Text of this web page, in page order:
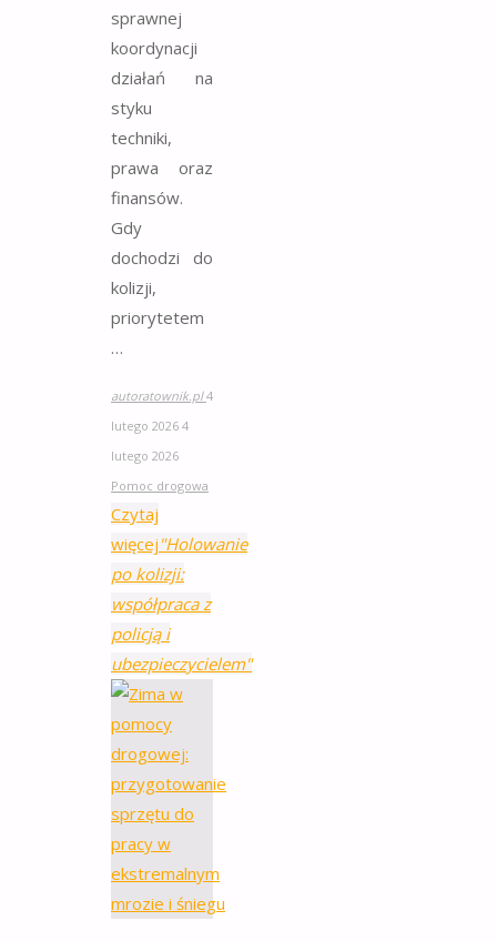
sprawnej
koordynacji
działań na
styku
techniki,
prawa oraz
finansów.
Gdy
dochodzi do
kolizji,
priorytetem
…
autoratownik.pl 4
lutego 2026 4
lutego 2026
Pomoc drogowa
Czytaj
więcej "Holowanie
po kolizji:
współpraca z
policją i
ubezpieczycielem"